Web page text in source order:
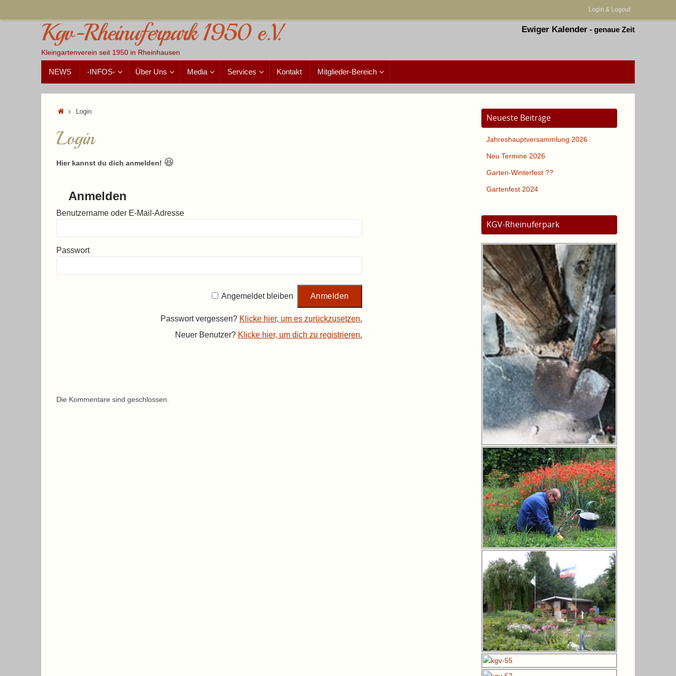
Login & Logout
Kgv-Rheinuferpark 1950 e.V.
Kleingartenverein seit 1950 in Rheinhausen
Ewiger Kalender - genaue Zeit
Inhalt
springen
NEWS -INFOS- Über Uns Media Services Kontakt Mitglieder-Bereich
StartLogin
Login
Hier kannst du dich anmelden! 😆
Anmelden
Benutzername oder E-Mail-Adresse
Passwort
Angemeldet bleiben
Passwort vergessen? Klicke hier, um es zurückzusetzen.
Neuer Benutzer? Klicke hier, um dich zu registrieren.
Die Kommentare sind geschlossen.
Neueste Beiträge
Jahreshauptversammlung 2026
Neu Termine 2026
Garten-Winterfest ??
Gartenfest 2024
KGV-Rheinuferpark